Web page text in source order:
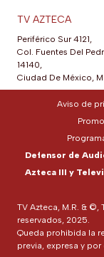
TV AZTECA
Periférico Sur 4121,
Col. Fuentes Del
14140,
Ciudad De México,
TV Azteca, M.R. & ©,
reservados, 2025.
Queda prohibida la
previa, expresa y
Aviso de
Defensor de
Azteca III y